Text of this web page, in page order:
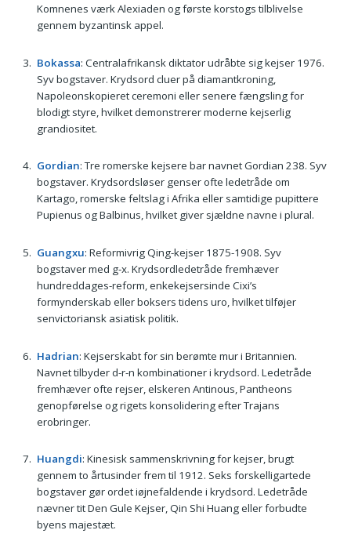
Komnenes værk Alexiaden og første korstogs tilblivelse
gennem byzantinsk appel.
Bokassa: Centralafrikansk diktator udråbte sig kejser 1976.
Syv bogstaver. Krydsord cluer på diamantkroning,
Napoleonskopieret ceremoni eller senere fængsling for
blodigt styre, hvilket demonstrerer moderne kejserlig
grandiositet.
Gordian: Tre romerske kejsere bar navnet Gordian 238. Syv
bogstaver. Krydsordsløser genser ofte ledetråde om
Kartago, romerske feltslag i Afrika eller samtidige pupittere
Pupienus og Balbinus, hvilket giver sjældne navne i plural.
Guangxu: Reformivrig Qing-kejser 1875-1908. Syv
bogstaver med g-x. Krydsordledetråde fremhæver
hundreddages-reform, enkekejsersinde Cixi’s
formynderskab eller boksers tidens uro, hvilket tilføjer
senvictoriansk asiatisk politik.
Hadrian: Kejserskabt for sin berømte mur i Britannien.
Navnet tilbyder d-r-n kombinationer i krydsord. Ledetråde
fremhæver ofte rejser, elskeren Antinous, Pantheons
genopførelse og rigets konsolidering efter Trajans
erobringer.
Huangdi: Kinesisk sammenskrivning for kejser, brugt
gennem to årtusinder frem til 1912. Seks forskelligartede
bogstaver gør ordet iøjnefaldende i krydsord. Ledetråde
nævner tit Den Gule Kejser, Qin Shi Huang eller forbudte
byens majestæt.